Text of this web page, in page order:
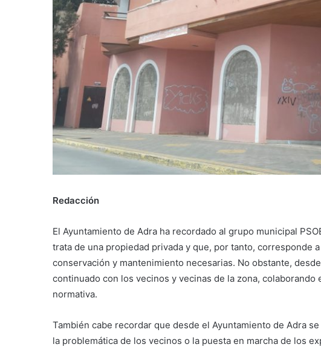
Redacción
El Ayuntamiento de Adra ha recordado al grupo municipal
trata de una propiedad privada y que, por tanto, corresponde
conservación y mantenimiento necesarias. No obstante,
continuado con los vecinos y vecinas de la zona,
normativa.
También cabe recordar que desde el Ayuntamiento de Adra
la problemática de los vecinos o la puesta en marcha de los